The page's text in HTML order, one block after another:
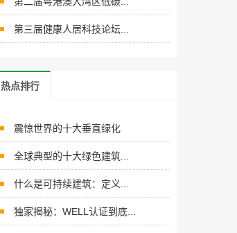
第三届健康人居科技论坛...
热点排行
震惊世界的十大垂直绿化
全球典型的十大绿色建筑...
什么是可持续建筑：定义...
独家揭秘：WELL认证到底...